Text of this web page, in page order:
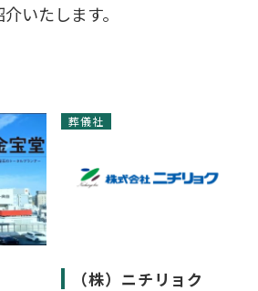
介いたします。
葬儀社
（株）ニチリョク